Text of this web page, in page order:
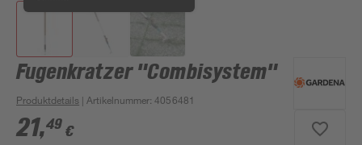
Fugenkratzer "Combisystem"
Produktdetails | Artikelnummer:4056481
21,49 €